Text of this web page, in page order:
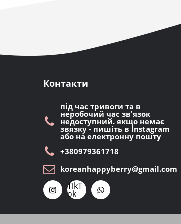
Контакти
під час тривоги та в
неробочий час зв'язок
недоступний. якщо немає
звязку - пишіть в Instagram
або на електронну пошту
+380979361718
koreanhappyberry@gmail.com
TikT
ok